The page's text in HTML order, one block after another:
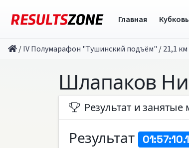
Главная
/IV Полумарафон "Тушинский подъём" /21,1 км
Шлапаков
Результат и занятые
Результат